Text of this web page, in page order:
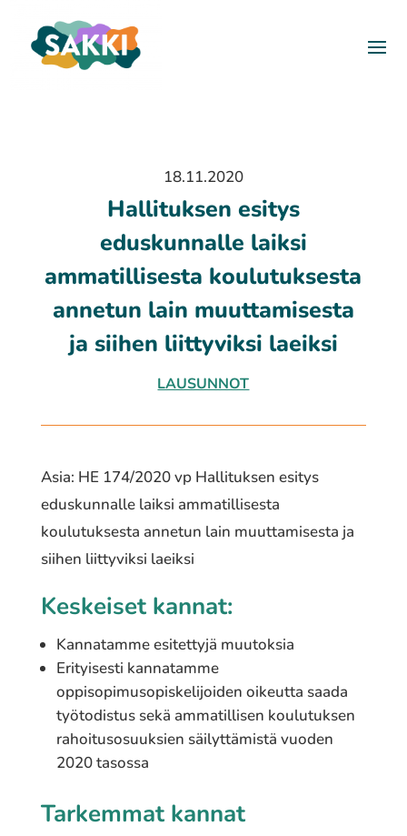
18.11.2020
Hallituksen esitys
eduskunnalle laiksi
ammatillisesta koulutuksesta
annetun lain muuttamisesta
ja siihen liittyviksi laeiksi
LAUSUNNOT
Asia: HE 174/2020 vp Hallituksen esitys
eduskunnalle laiksi ammatillisesta
koulutuksesta annetun lain muuttamisesta ja
siihen liittyviksi laeiksi
Keskeiset kannat:
Kannatamme esitettyjä muutoksia
Erityisesti kannatamme
oppisopimusopiskelijoiden oikeutta saada
työtodistus sekä ammatillisen koulutuksen
rahoitusosuuksien säilyttämistä vuoden
2020 tasossa
Tarkemmat kannat